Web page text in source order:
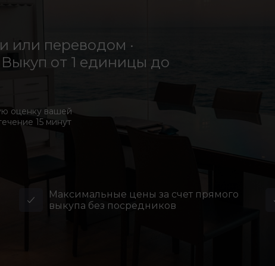
или переводом ·
от 1 единицы до
оценку вашей
15 минут
Максимальные цены за счет прямого
выкупа без посредников